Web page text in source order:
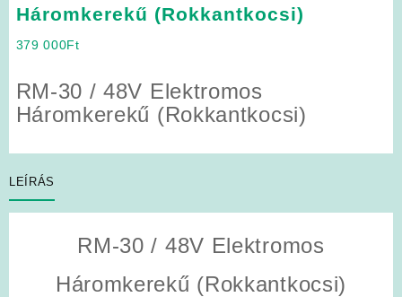
Háromkerekű (Rokkantkocsi)
379 000Ft
RM-30 / 48V Elektromos
Háromkerekű (Rokkantkocsi)
LEÍRÁS
RM-30 / 48V Elektromos
Háromkerekű (Rokkantkocsi)